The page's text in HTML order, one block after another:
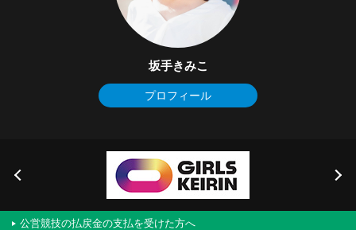
坂手きみこ
プロフィール
公営競技の払戻金の支払を受けた方へ